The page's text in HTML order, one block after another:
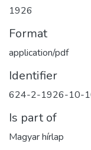
1926
Format
application/pdf
Identifier
624-2-1926-10-
Is part of
Magyar hírlap